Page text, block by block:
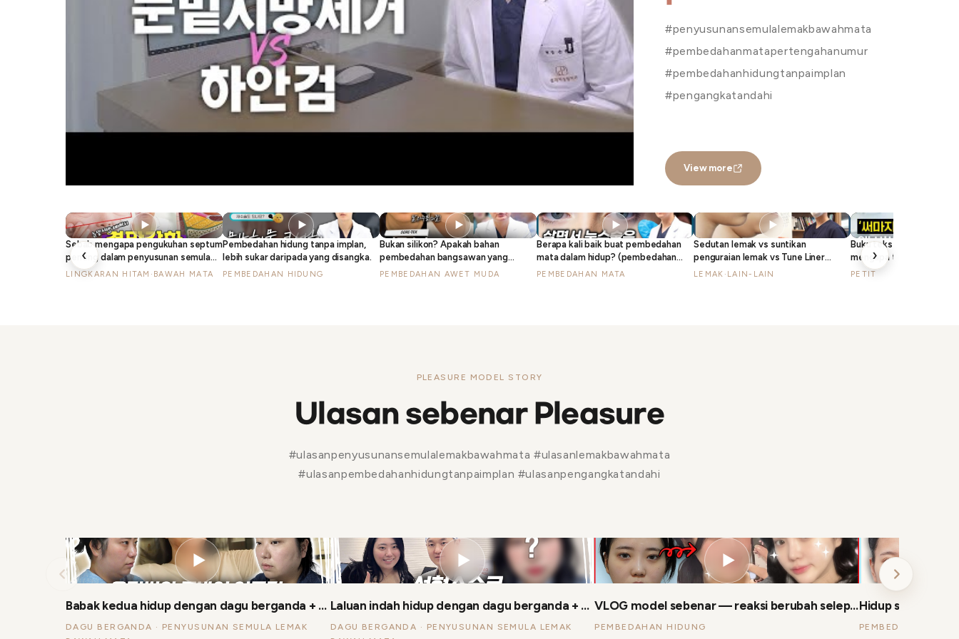
#penyusunansemulalemakbawahmata
#pembedahanmatapertengahanumur
#pembedahanhidungtanpaimplan
#pengangkatandahi
View more
‹
▶
Sebab mengapa pengukuhan septum
penting dalam penyusunan semula
lemak bawah mata, menurut pakar
LINGKARAN HITAM·BAWAH MATA
▶
Pembedahan hidung tanpa implan,
lebih sukar daripada yang disangka.
PEMBEDAHAN HIDUNG
▶
Bukan silikon? Apakah bahan
pembedahan bangsawan yang
disyorkan oleh doktor pembedahan
PEMBEDAHAN AWET MUDA
▶
Berapa kali baik buat pembedahan
mata dalam hidup? (pembedahan
semula mata, pembedahan semula
PEMBEDAHAN MATA
▶
Sedutan lemak vs suntikan
penguraian lemak vs Tune Liner
(InMode), kami beritahu dengan jelas
LEMAK·LAIN-LAIN
Buku teks prosedur kulit
mengapa terpaksa
mahal?
PETIT
›
PLEASURE MODEL STORY
Ulasan sebenar Pleasure
#ulasanpenyusunansemulalemakbawahmata #ulasanlemakbawahmata
#ulasanpembedahanhidungtanpaimplan #ulasanpengangkatandahi
▶
Babak kedua hidup dengan dagu berganda + penyusunan semula lemak bawah mata — Teater Pembedahan EP.01
DAGU BERGANDA · PENYUSUNAN SEMULA LEMAK
▶
Laluan indah hidup dengan dagu berganda + penyusunan semula lemak bawah mata — EP.02 Cik Eun-ji
DAGU BERGANDA · PENYUSUNAN SEMULA LEMAK
▶
VLOG model sebenar — reaksi berubah selepas pembedahan hidung
PEMBEDAHAN HIDUNG PEMBEDAHAN